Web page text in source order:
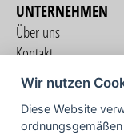
UNTERNEHMEN
Über uns
Kontakt
Nutzungsbedingungen
Datenschutzerklärung
Impressum
Wir nutzen
Diese Website